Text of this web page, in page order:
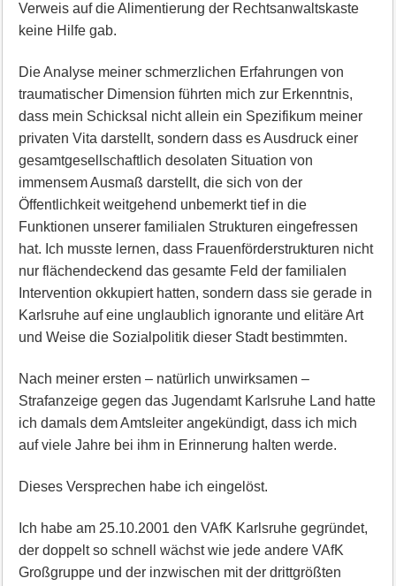
Verweis auf die Alimentierung der Rechtsanwaltskaste
keine Hilfe gab.
Die Analyse meiner schmerzlichen Erfahrungen von
traumatischer Dimension führten mich zur Erkenntnis,
dass mein Schicksal nicht allein ein Spezifikum meiner
privaten Vita darstellt, sondern dass es Ausdruck einer
gesamtgesellschaftlich desolaten Situation von
immensem Ausmaß darstellt, die sich von der
Öffentlichkeit weitgehend unbemerkt tief in die
Funktionen unserer familialen Strukturen eingefressen
hat. Ich musste lernen, dass Frauenförderstrukturen nicht
nur flächendeckend das gesamte Feld der familialen
Intervention okkupiert hatten, sondern dass sie gerade in
Karlsruhe auf eine unglaublich ignorante und elitäre Art
und Weise die Sozialpolitik dieser Stadt bestimmten.
Nach meiner ersten – natürlich unwirksamen –
Strafanzeige gegen das Jugendamt Karlsruhe Land hatte
ich damals dem Amtsleiter angekündigt, dass ich mich
auf viele Jahre bei ihm in Erinnerung halten werde.
Dieses Versprechen habe ich eingelöst.
Ich habe am 25.10.2001 den VAfK Karlsruhe gegründet,
der doppelt so schnell wächst wie jede andere VAfK
Großgruppe und der inzwischen mit der drittgrößten